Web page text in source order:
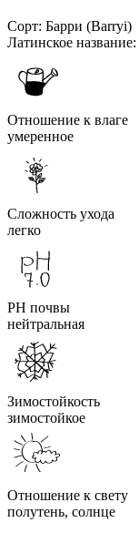
Сорт: Барри (Barryi)
Латинское название:
Отношение к влаге
умеренное
Сложность ухода
легко
PH почвы
нейтральная
Зимостойкость
зимостойкое
Отношение к свету
полутень, солнце